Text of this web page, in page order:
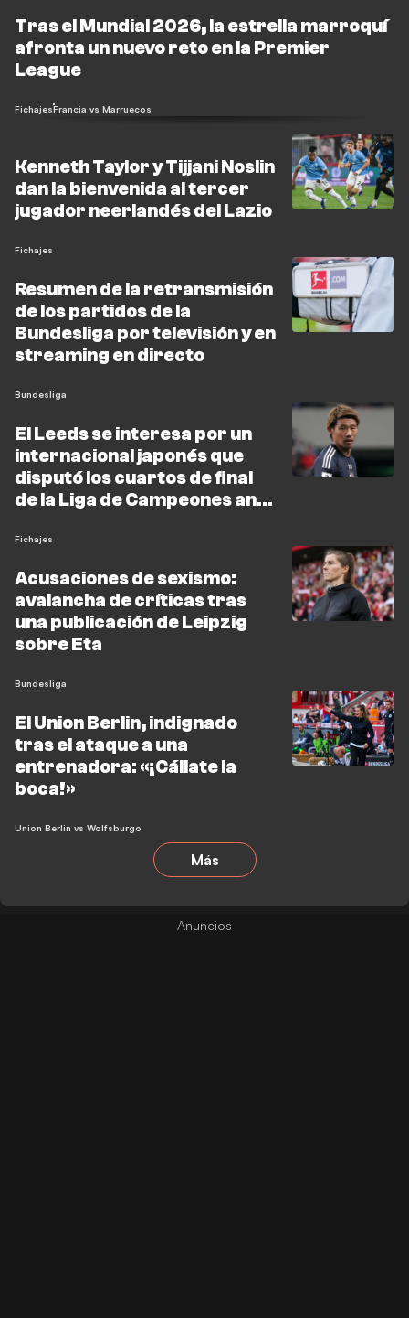
Tras el Mundial 2026, la estrella marroquí
afronta un nuevo reto en la Premier
League
FichajesFrancia vs Marruecos
Kenneth Taylor y Tijjani Noslin
dan la bienvenida al tercer
jugador neerlandés del Lazio
Fichajes
Resumen de la retransmisión
de los partidos de la
Bundesliga por televisión y en
streaming en directo
Bundesliga
El Leeds se interesa por un
internacional japonés que
disputó los cuartos de final
de la Liga de Campeones ante
Fichajes
Acusaciones de sexismo:
avalancha de críticas tras
una publicación de Leipzig
sobre Eta
Bundesliga
El Union Berlin, indignado
tras el ataque a una
entrenadora: «¡Cállate la
boca!»
Union Berlin vs Wolfsburgo
Más